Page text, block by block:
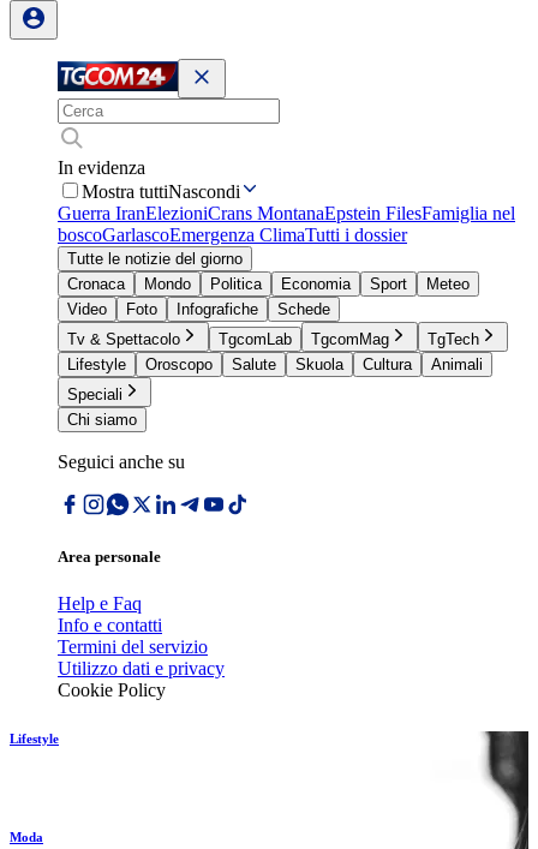
In evidenza
Mostra tuttiNascondi
Guerra IranElezioniCrans MontanaEpstein FilesFamiglia nel
boscoGarlascoEmergenza ClimaTutti i dossier
Tutte le notizie del giorno
Cronaca
Mondo Politica Economia Sport
Meteo
Video
Foto Infografiche
Schede
Tv & Spettacolo
TgcomLab TgcomMag
TgTech
Lifestyle
Oroscopo Salute Skuola Cultura
Animali
Speciali
Chi siamo
Seguici anche su
Area personale
Help e Faq
Info e contatti
Termini del servizio
Utilizzo dati e privacy
Cookie Policy
Lifestyle
Moda